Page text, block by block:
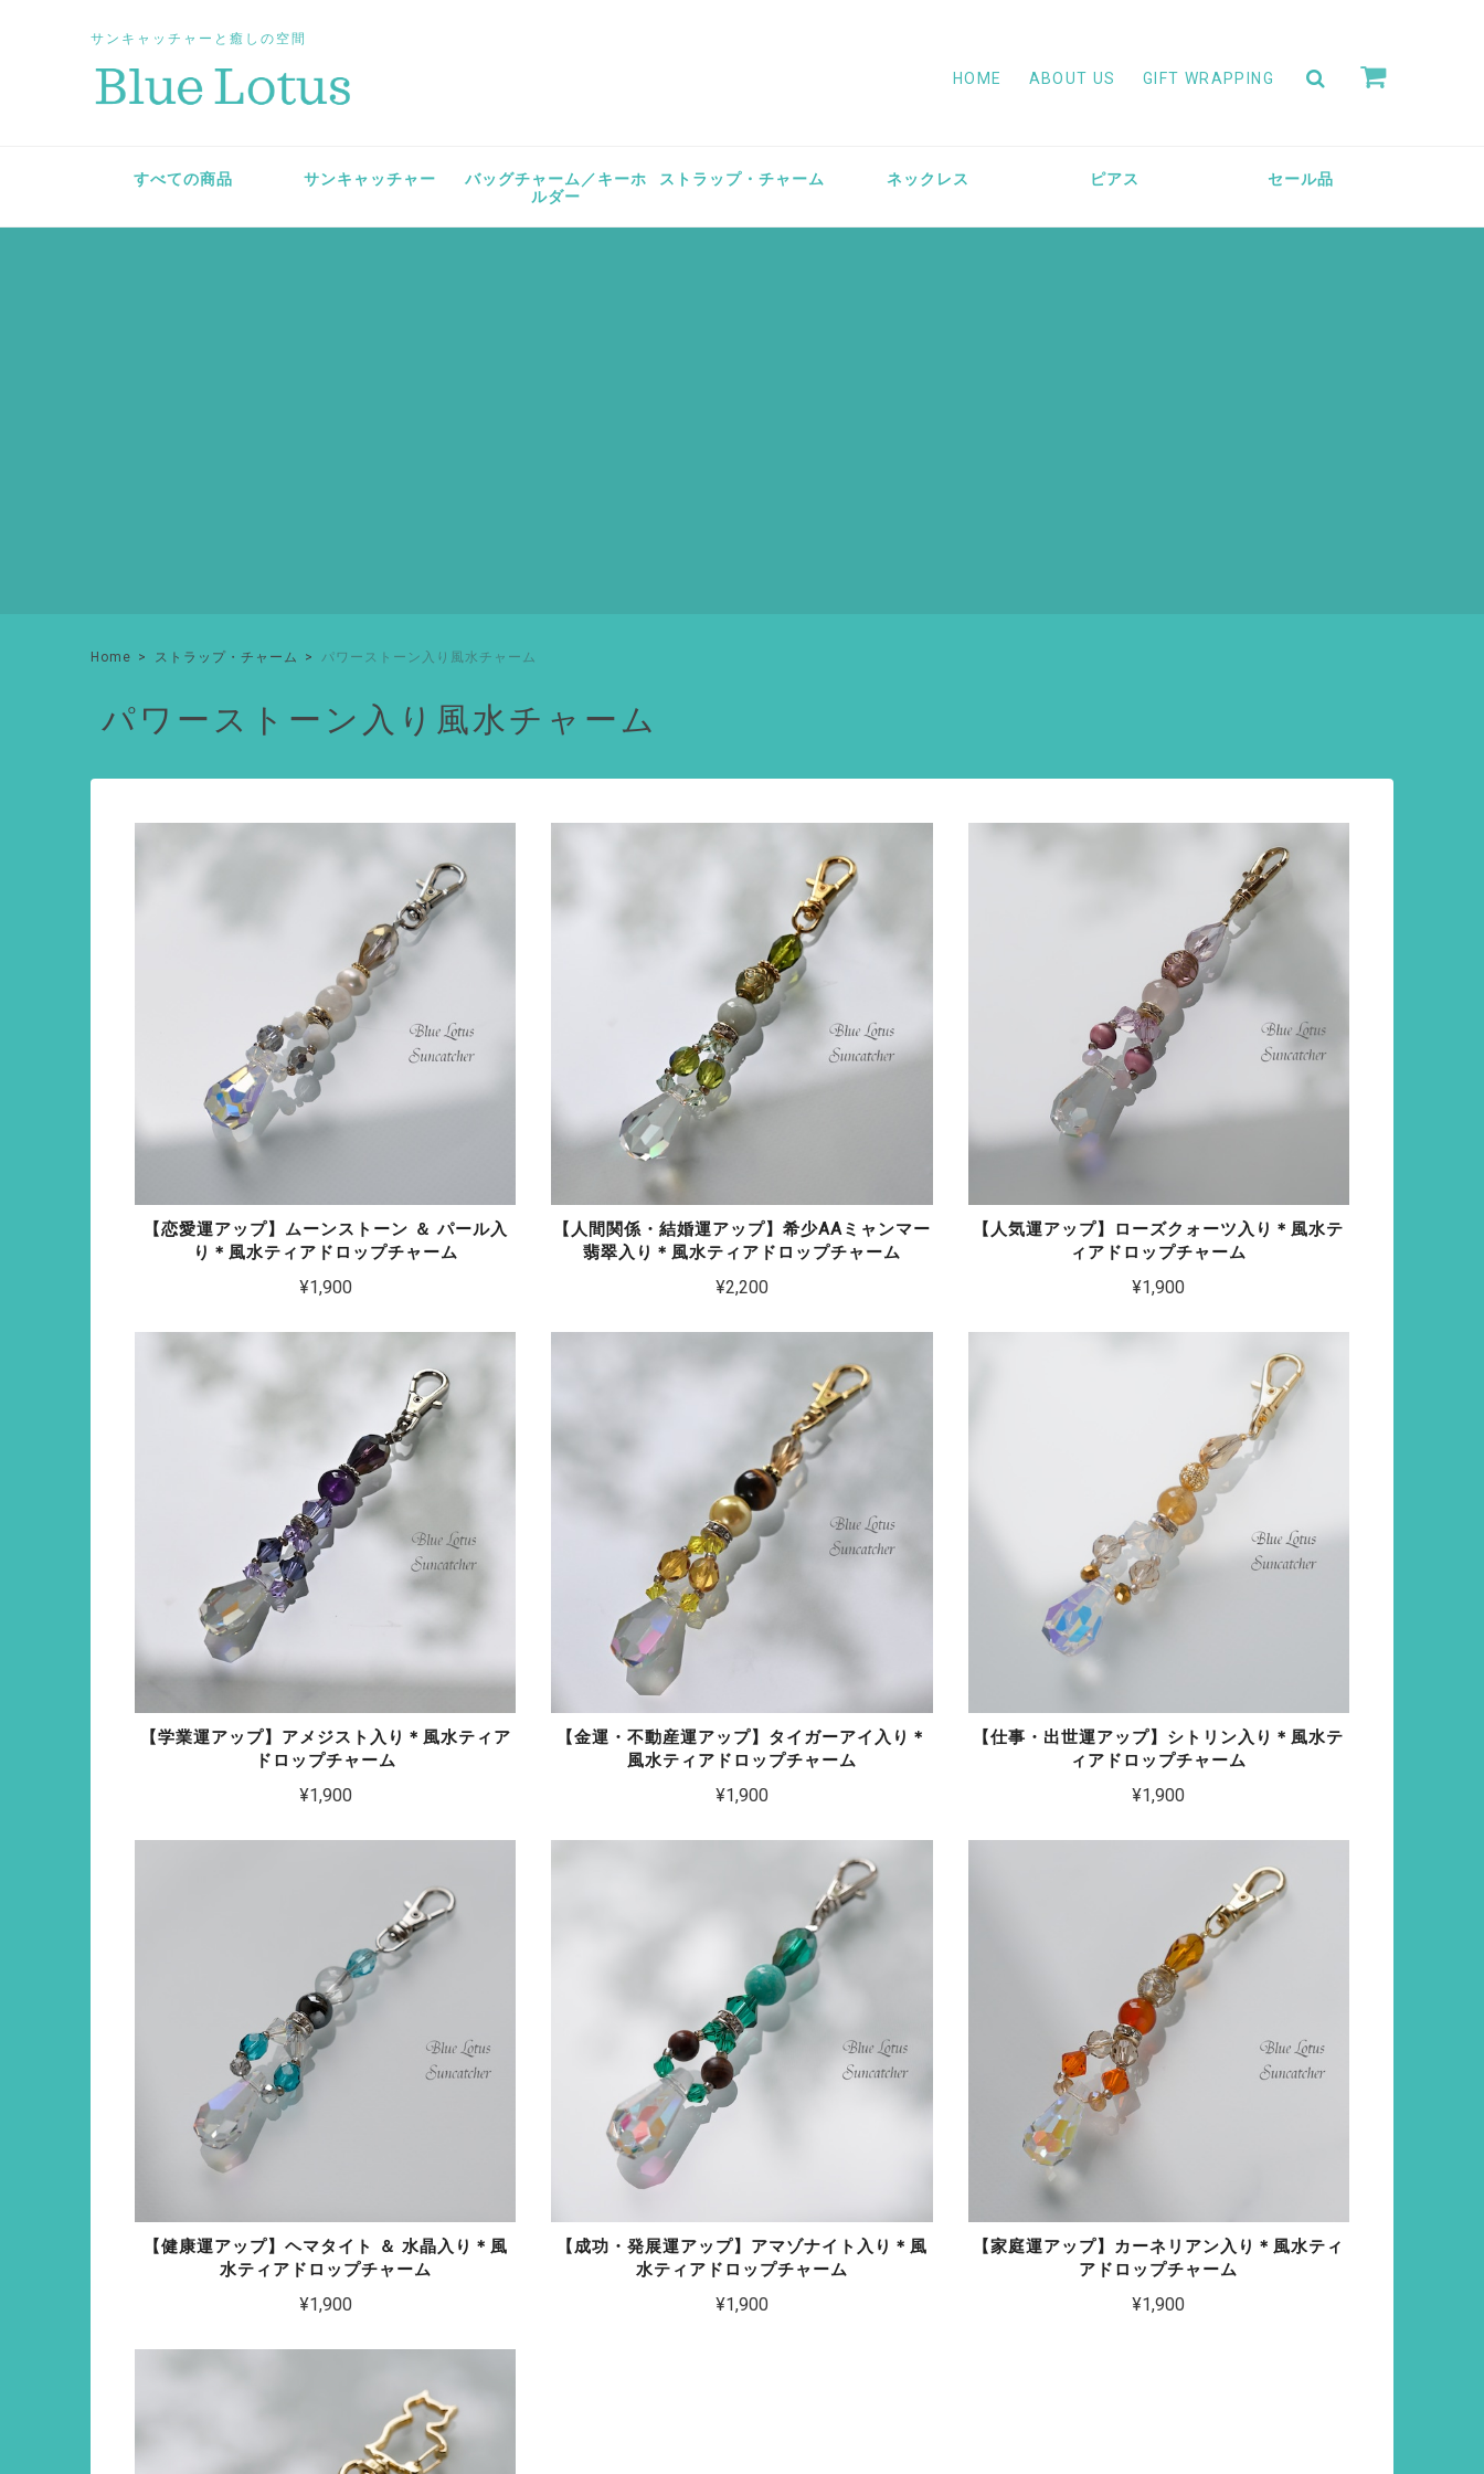
サンキャッチャーと癒しの空間
HOME ABOUT US GIFT WRAPPING
すべての商品 サンキャッチャー
バッグチャーム／キーホ
ルダー
ストラップ・チャーム ネックレス ピアス セール品
Home ストラップ・チャーム パワーストーン入り風水チャーム
パワーストーン入り風水チャーム
【恋愛運アップ】ムーンストーン ＆ パール入
り＊風水ティアドロップチャーム
¥1,900
【人間関係・結婚運アップ】希少AAミャンマー
翡翠入り＊風水ティアドロップチャーム
¥2,200
【人気運アップ】ローズクォーツ入り＊風水テ
ィアドロップチャーム
¥1,900
【学業運アップ】アメジスト入り＊風水ティア
ドロップチャーム
¥1,900
【金運・不動産運アップ】タイガーアイ入り＊
風水ティアドロップチャーム
¥1,900
【仕事・出世運アップ】シトリン入り＊風水テ
ィアドロップチャーム
¥1,900
【健康運アップ】ヘマタイト ＆ 水晶入り＊風
水ティアドロップチャーム
¥1,900
【成功・発展運アップ】アマゾナイト入り＊風
水ティアドロップチャーム
¥1,900
【家庭運アップ】カーネリアン入り＊風水ティ
アドロップチャーム
¥1,900